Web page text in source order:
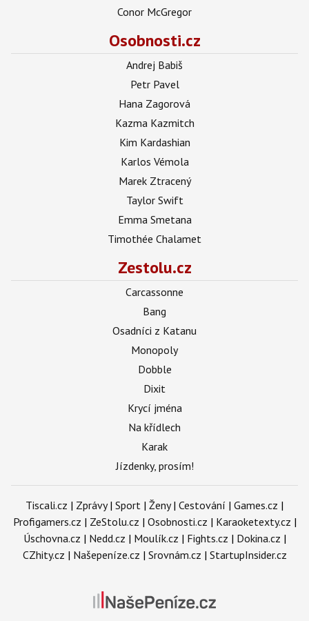
Conor McGregor
Osobnosti.cz
Andrej Babiš
Petr Pavel
Hana Zagorová
Kazma Kazmitch
Kim Kardashian
Karlos Vémola
Marek Ztracený
Taylor Swift
Emma Smetana
Timothée Chalamet
Zestolu.cz
Carcassonne
Bang
Osadníci z Katanu
Monopoly
Dobble
Dixit
Krycí jména
Na křídlech
Karak
Jízdenky, prosím!
Tiscali.cz | Zprávy| Sport | Ženy| Cestování | Games.cz |
Profigamers.cz | ZeStolu.cz | Osobnosti.cz | Karaoketexty.cz |
Úschovna.cz | Nedd.cz | Moulík.cz | Fights.cz | Dokina.cz |
CZhity.cz | Našepeníze.cz | Srovnám.cz | StartupInsider.cz